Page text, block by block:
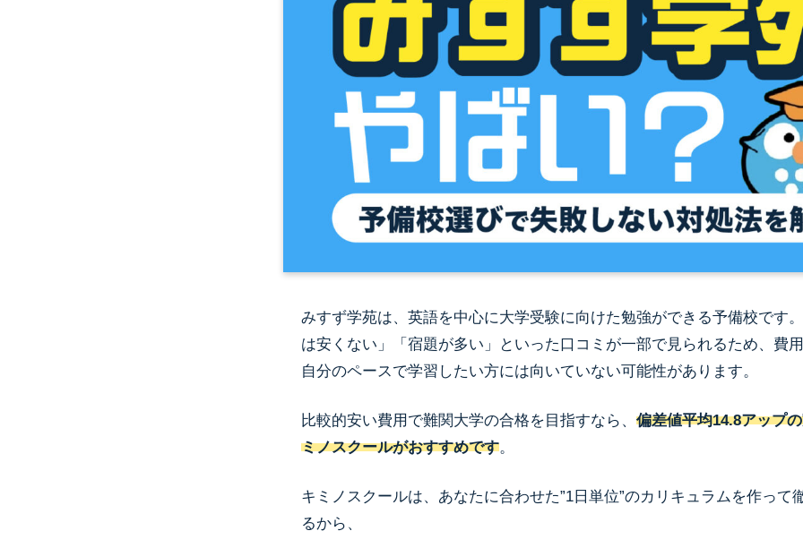
みすず学苑は、英語を中心に大学受験に向けた勉強ができる予備校です
は安くない」「宿題が多い」といった口コミが一部で見られるため、費
自分のペースで学習したい方には向いていない可能性があります。
比較的安い費用で難関大学の合格を目指すなら、 偏差値平均14.8アップ
ミノスクールがおすすめです。
キミノスクールは、あなたに合わせた”1日単位”のカリキュラムを作って
るから、